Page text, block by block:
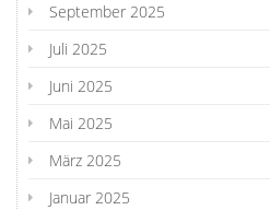
September 2025
Juli 2025
Juni 2025
Mai 2025
März 2025
Januar 2025